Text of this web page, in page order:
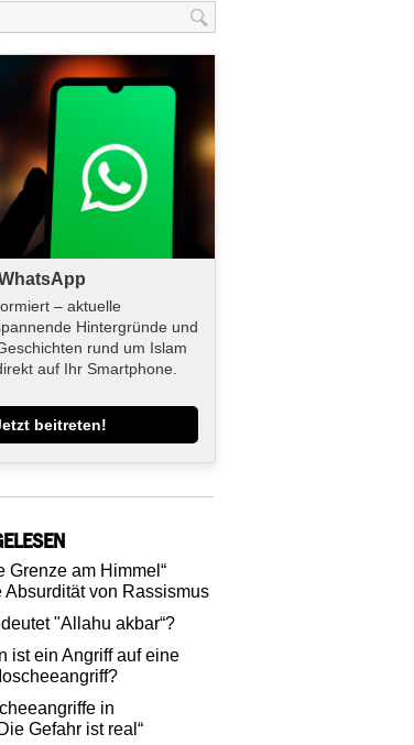
– aktuelle
Hintergründe und
rund um Islam
auf Ihr Smartphone.
beitreten!
Grenze am Himmel“
Absurdität von Rassismus
"Allahu akbar“?
ist ein Angriff auf eine
in
Gefahr ist real“